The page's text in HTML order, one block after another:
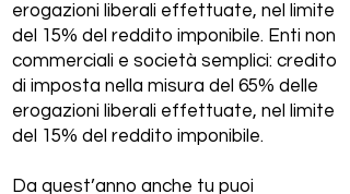
erogazioni liberali effettuate, nel limite
del 15% del reddito imponibile. Enti non
commerciali e società semplici: credito
di imposta nella misura del 65% delle
erogazioni liberali effettuate, nel limite
del 15% del reddito imponibile.
Da quest’anno anche tu puoi